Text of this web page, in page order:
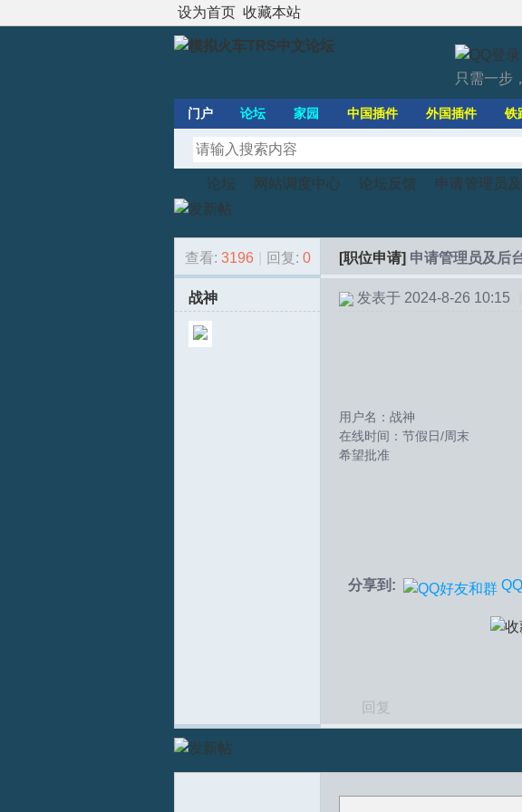
设为首页 收藏本站
只需一步
门户 论坛 家园 中国插件 外国插件 铁
模»
论坛
›
网站调度中心
›
论坛反馈
›
申请管理员
查看: 3196 回复: 0 [职位申请] 申请管理员及后
战神 发表于 2024-8-26 10:15
用户名：战神
在线时间：节假日/周末
希望批准
分享到:
回复